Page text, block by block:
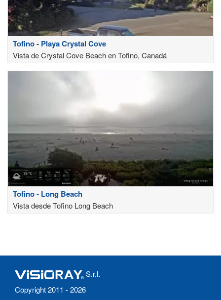
Tofino - Playa Crystal Cove
Vista de Crystal Cove Beach en Tofino, Canadá
Tofino - Long Beach
Vista desde Tofino Long Beach
S.r.l.
Copyright 2011 - 2026